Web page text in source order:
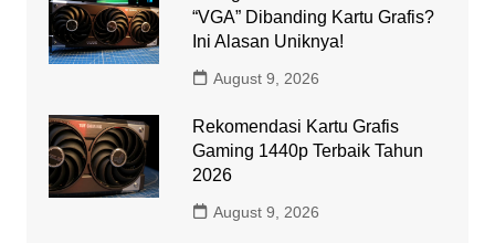
“VGA” Dibanding Kartu Grafis?
Ini Alasan Uniknya!
August 9, 2026
Rekomendasi Kartu Grafis
Gaming 1440p Terbaik Tahun
2026
August 9, 2026